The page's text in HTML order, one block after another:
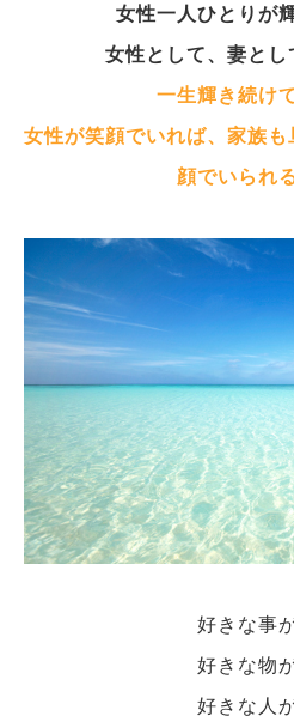
女性一人ひとりが
女性として、妻とし
一生輝き続け
女性が笑顔でいれば、家族
顔でいられ
好きな事
好きな物
好きな人